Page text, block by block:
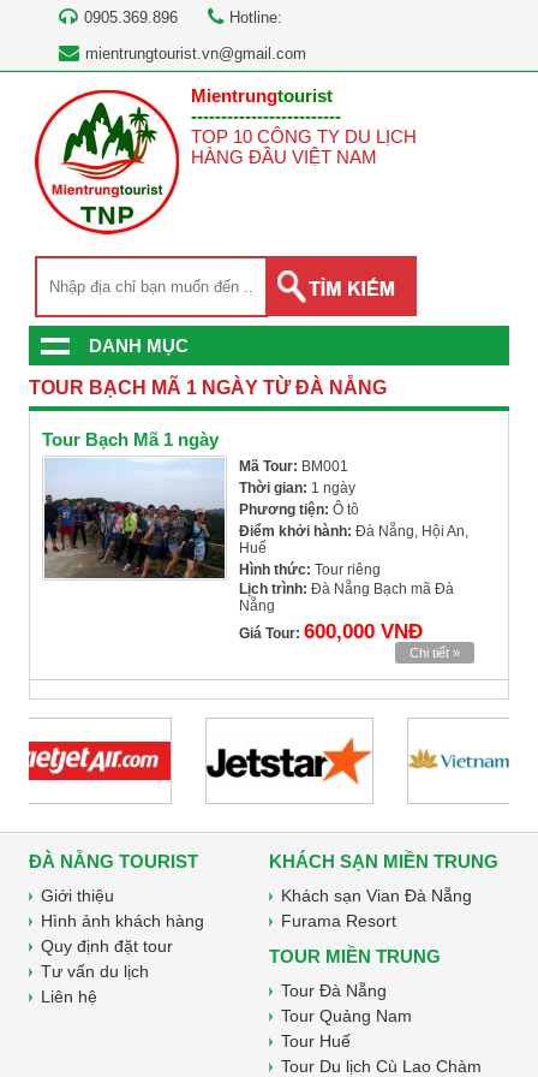
0905.369.896
Hotline:
mientrungtourist.vn@gmail.com
Mientrungtourist
-------------------------
TOP 10 CÔNG TY DU LỊCH
HÀNG ĐẦU VIỆT NAM
DANH MỤC
TOUR BẠCH MÃ 1 NGÀY TỪ ĐÀ NẴNG
Tour Bạch Mã 1 ngày
Mã Tour: BM001
Thời gian: 1 ngày
Phương tiện: Ô tô
Điểm khởi hành: Đà Nẵng, Hội An,
Huế
Hình thức: Tour riêng
Lịch trình: Đà Nẵng Bạch mã Đà
Nẵng
Giá Tour: 600,000 VNĐ
Chi tiết »
ĐÀ NẴNG TOURIST
Giới thiệu
Hình ảnh khách hàng
Quy định đặt tour
Tư vấn du lịch
Liên hệ
KHÁCH SẠN MIỀN TRUNG
Khách sạn Vian Đà Nẵng
Furama Resort
TOUR MIỀN TRUNG
Tour Đà Nẵng
Tour Quảng Nam
Tour Huế
Tour Du lịch Cù Lao Chàm